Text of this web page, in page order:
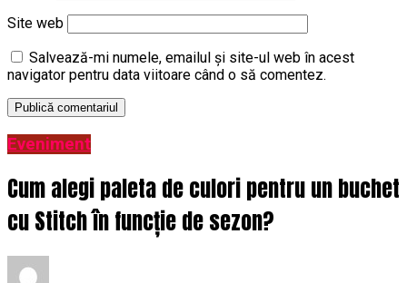
Site web
Salvează-mi numele, emailul și site-ul web în acest
navigator pentru data viitoare când o să comentez.
Eveniment
Cum alegi paleta de culori pentru un buchet
cu Stitch în funcție de sezon?